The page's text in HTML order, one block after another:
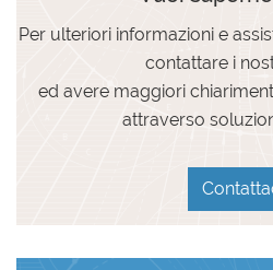
Per ulteriori informazioni e
contattare i
ed avere maggiori
attraverso